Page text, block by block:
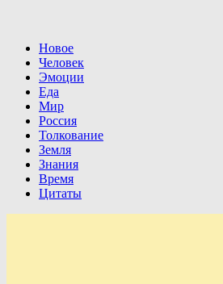
Новое
Человек
Эмоции
Еда
Мир
Россия
Толкование
Земля
Знания
Время
Цитаты